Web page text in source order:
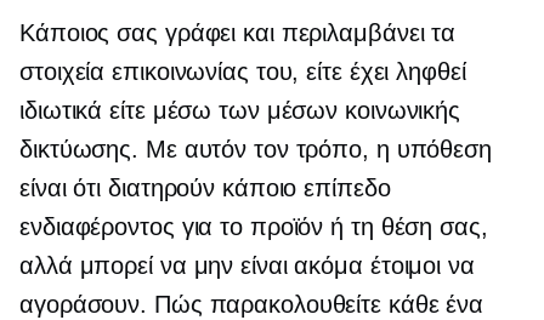
Κάποιος σας γράφει και περιλαμβάνει τα
στοιχεία επικοινωνίας του, είτε έχει ληφθεί
ιδιωτικά είτε μέσω των μέσων κοινωνικής
δικτύωσης. Με αυτόν τον τρόπο, η υπόθεση
είναι ότι διατηρούν κάποιο επίπεδο
ενδιαφέροντος για το προϊόν ή τη θέση σας,
αλλά μπορεί να μην είναι ακόμα έτοιμοι να
αγοράσουν. Πώς παρακολουθείτε κάθε ένα